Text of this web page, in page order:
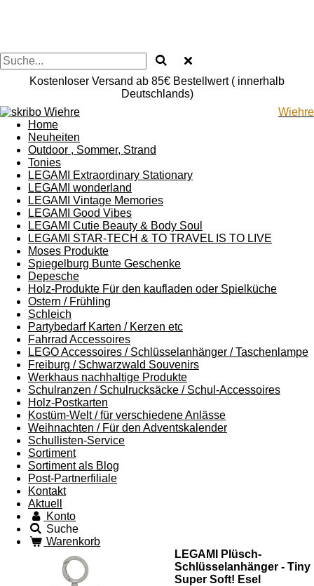
Kostenloser Versand ab 85€ Bestellwert ( innerhalb
Deutschlands)
Wiehre
Home
Neuheiten
Outdoor , Sommer, Strand
Tonies
LEGAMI Extraordinary Stationary
LEGAMI wonderland
LEGAMI Vintage Memories
LEGAMI Good Vibes
LEGAMI Cutie Beauty & Body Soul
LEGAMI STAR-TECH & TO TRAVEL IS TO LIVE
Moses Produkte
Spiegelburg Bunte Geschenke
Depesche
Holz-Produkte Für den kaufladen oder Spielküche
Ostern / Frühling
Schleich
Partybedarf Karten / Kerzen etc
Fahrrad Accessoires
LEGO Accessoires / Schlüsselanhänger / Taschenlampe
Freiburg / Schwarzwald Souvenirs
Werkhaus nachhaltige Produkte
Schulranzen / Schulrucksäcke / Schul-Accessoires
Holz-Postkarten
Kostüm-Welt / für verschiedene Anlässe
Weihnachten / Für den Adventskalender
Schullisten-Service
Sortiment
Sortiment als Blog
Post-Partnerfiliale
Kontakt
Aktuell
Konto
Suche
Warenkorb
LEGAMI Plüsch-
Schlüsselanhänger - Tiny
Super Soft! Esel